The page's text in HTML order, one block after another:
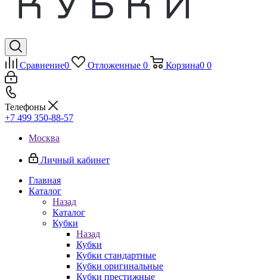
Сравнение0 Отложенные 0 Корзина0 0
Телефоны
+7 499 350-88-57
Москва
Личный кабинет
Главная
Каталог
Назад
Каталог
Кубки
Назад
Кубки
Кубки стандартные
Кубки оригинальные
Кубки престижные